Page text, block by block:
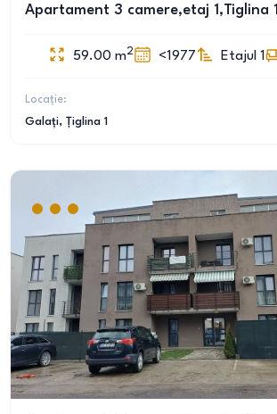
Apartament 3 camere,etaj 1,Tiglina 1
59.00 m2 <1977 Etajul 1
Locație:
Galați, Țiglina 1